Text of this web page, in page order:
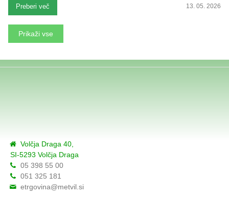
Preberi več 13. 05. 2026
Prikaži vse
Volčja Draga 40,
SI-5293 Volčja Draga
05 398 55 00
051 325 181
etrgovina@metvil.si